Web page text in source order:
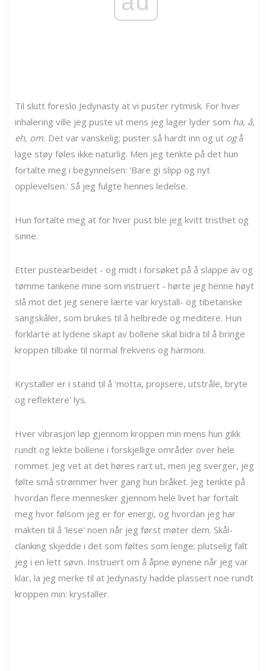
Til slutt foreslo Jedynasty at vi puster rytmisk. For hver
inhalering ville jeg puste ut mens jeg lager lyder som ha, å,
eh, om. Det var vanskelig; puster så hardt inn og ut ogå
lage støy føles ikke naturlig. Men jeg tenkte på det hun
fortalte meg i begynnelsen: 'Bare gi slipp og nyt
opplevelsen.' Så jeg fulgte hennes ledelse.
Hun fortalte meg at for hver pust ble jeg kvitt tristhet og
sinne.
Etter pustearbeidet - og midt i forsøket på å slappe av og
tømme tankene mine som instruert - hørte jeg henne høyt
slå mot det jeg senere lærte var krystall- og tibetanske
sangskåler, som brukes til å helbrede og meditere. Hun
forklarte at lydene skapt av bollene skal bidra til å bringe
kroppen tilbake til normal frekvens og harmoni.
Krystaller er i stand til å 'motta, projisere, utstråle, bryte
og reflektere' lys.
Hver vibrasjon løp gjennom kroppen min mens hun gikk
rundt og lekte bollene i forskjellige områder over hele
rommet. Jeg vet at det høres rart ut, men jeg sverger, jeg
følte små strømmer hver gang hun bråket. Jeg tenkte på
hvordan flere mennesker gjennom hele livet har fortalt
meg hvor følsom jeg er for energi, og hvordan jeg har
makten til å 'lese' noen når jeg først møter dem. Skål-
clanking skjedde i det som føltes som lenge; plutselig falt
jeg i en lett søvn. Instruert om å åpne øynene når jeg var
klar, la jeg merke til at Jedynasty hadde plassert noe rundt
kroppen min: krystaller.